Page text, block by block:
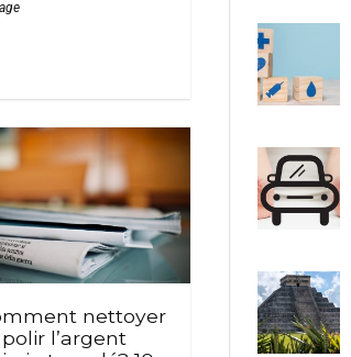
nettoyer
l’argent